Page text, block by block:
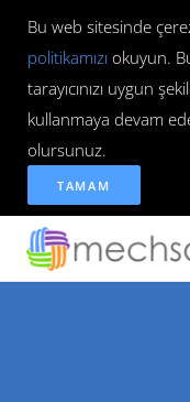
Bu web sitesinde
politikamızı okuyun.
tarayıcınızı uygun
kullanmaya devam
olursunuz.
TAMAM